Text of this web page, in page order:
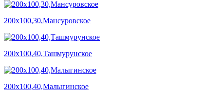
200х100,30,Мансуровское
200х100,40,Ташмурунское
200х100,40,Малыгинское